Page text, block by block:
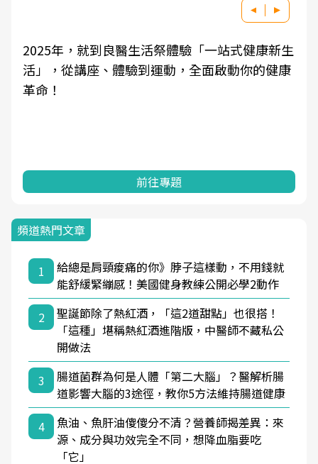
2025年，就到良醫生活祭體驗「一站式健康新生
活」，從講座、體驗到運動，全面啟動你的健康
革命！
前往專題
頻道熱門文章
1
給總是肩頸痠痛的你》脖子這樣動，不用錢就
能舒緩緊繃感！美國健身教練公開必學2動作
2
聖誕節除了熱紅酒，「這2道甜點」也很搭！
「這種」堪稱熱紅酒進階版，中醫師不藏私公
開做法
3
腸道菌群為何是人體「第二大腦」？醫解析腸
道影響大腦的3途徑，教你5方法維持腸道健康
4
魚油、魚肝油傻傻分不清？營養師揭差異：來
源、成分與功效完全不同，想降血脂要吃
「它」